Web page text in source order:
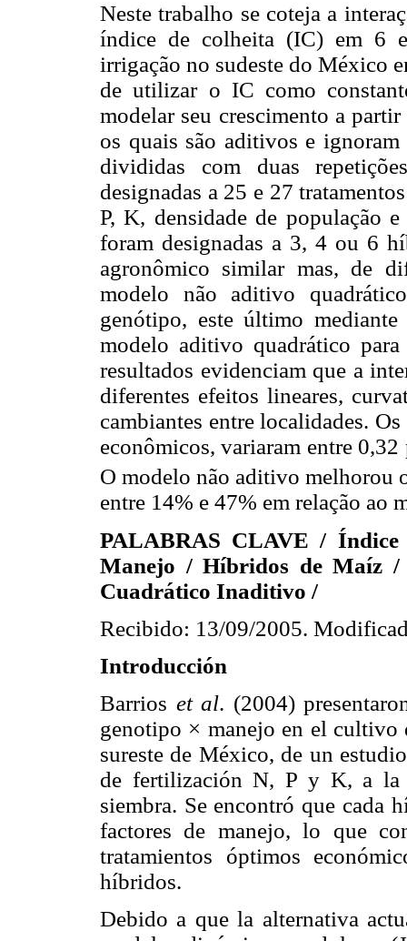
Neste trabalho se coteja a
índice de colheita (IC) em 6
irrigação no sudeste do México
de utilizar o IC como
modelar seu crescimento a partir
os quais são aditivos e
divididas com duas
designadas a 25 e 27
P, K, densidade de população
foram designadas a 3, 4 ou 6
agronômico similar mas, de
modelo não aditivo
genótipo, este último
modelo aditivo quadrático
resultados evidenciam que a
diferentes efeitos lineares,
cambiantes entre localidades.
econômicos, variaram entre
O modelo não aditivo melhorou
entre 14% e 47% em relação ao
PALABRAS CLAVE / Índice
Manejo / Híbridos de Maíz
Cuadrático Inaditivo /
Recibido: 13/09/2005.
Introducción
Barrios et al. (2004)
genotipo × manejo en el cultivo
sureste de México, de un
de fertilización N, P y K, a la
siembra. Se encontró que cada
factores de manejo, lo que
tratamientos óptimos
híbridos.
Debido a que la alternativa